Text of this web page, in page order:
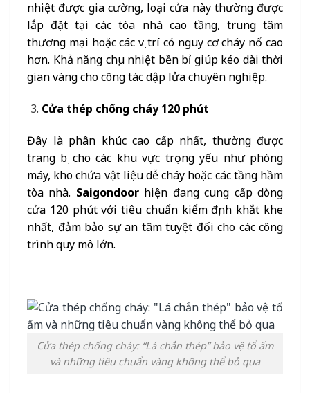
nhiệt được gia cường, loại cửa này thường được
lắp đặt tại các tòa nhà cao tầng, trung tâm
thương mại hoặc các vị trí có nguy cơ cháy nổ cao
hơn. Khả năng chịu nhiệt bền bỉ giúp kéo dài thời
gian vàng cho công tác dập lửa chuyên nghiệp.
Cửa thép chống cháy 120 phút
Đây là phân khúc cao cấp nhất, thường được
trang bị cho các khu vực trọng yếu như phòng
máy, kho chứa vật liệu dễ cháy hoặc các tầng hầm
tòa nhà. Saigondoorhiện đang cung cấp dòng
cửa 120 phút với tiêu chuẩn kiểm định khắt khe
nhất, đảm bảo sự an tâm tuyệt đối cho các công
trình quy mô lớn.
Cửa thép chống cháy: “Lá chắn thép” bảo vệ tổ ấm
và những tiêu chuẩn vàng không thể bỏ qua